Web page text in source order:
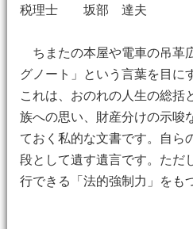
税理士 坂部 達夫
ちまたの本屋や電車の吊革
グノート」という言葉を目に
これは、おのれの人生の総括
族への思い、財産分けの示唆
ておく私的な文書です。自ら
段として遺す遺言です。ただ
行できる「法的強制力」をも